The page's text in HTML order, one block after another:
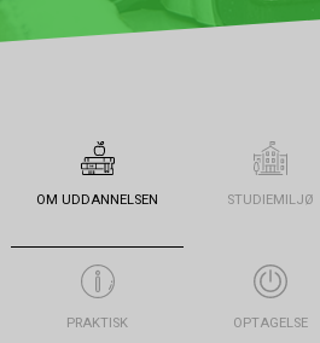
OM UDDANNELSEN STUDIEMILJØ
PRAKTISK OPTAGELSE